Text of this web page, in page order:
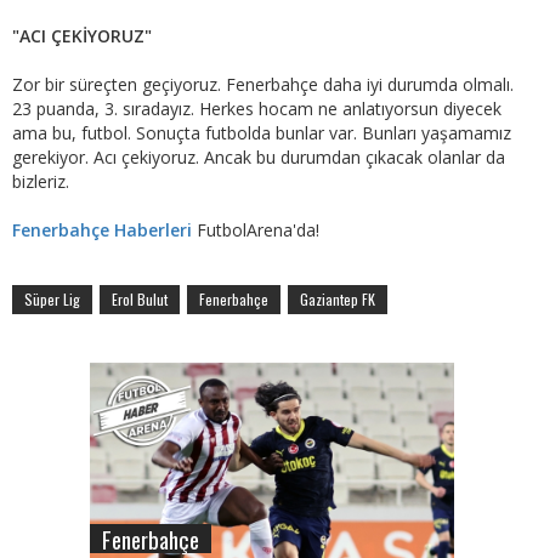
"ACI ÇEKİYORUZ"
Zor bir süreçten geçiyoruz. Fenerbahçe daha iyi durumda olmalı.
23 puanda, 3. sıradayız. Herkes hocam ne anlatıyorsun diyecek
ama bu, futbol. Sonuçta futbolda bunlar var. Bunları yaşamamız
gerekiyor. Acı çekiyoruz. Ancak bu durumdan çıkacak olanlar da
bizleriz.
Fenerbahçe Haberleri FutbolArena'da!
Süper Lig Erol Bulut Fenerbahçe Gaziantep FK
Fenerbahçe